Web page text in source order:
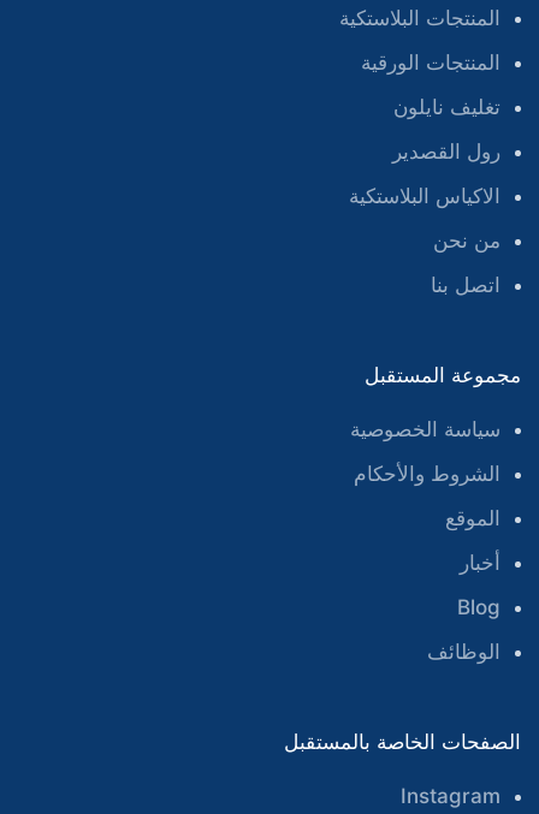
المنتجات البلاستكية
المنتجات الورقية
تغليف نايلون
رول القصدير
الاكياس البلاستكية
من نحن
اتصل بنا
مجموعة المستقبل
سياسة الخصوصية
الشروط والأحكام
الموقع
أخبار
Blog
الوظائف
الصفحات الخاصة بالمستقبل
Instagram